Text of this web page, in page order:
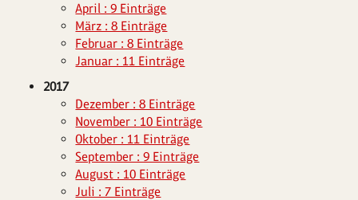
April : 9 Einträge
März : 8 Einträge
Februar : 8 Einträge
Januar : 11 Einträge
2017
Dezember : 8 Einträge
November : 10 Einträge
Oktober : 11 Einträge
September : 9 Einträge
August : 10 Einträge
Juli : 7 Einträge